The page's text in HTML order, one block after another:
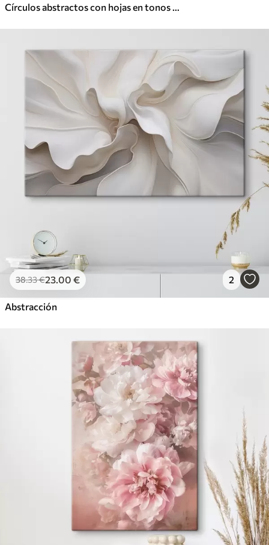
Círculos abstractos con hojas en tonos neutros
38.33€23.00 € 2
Abstracción